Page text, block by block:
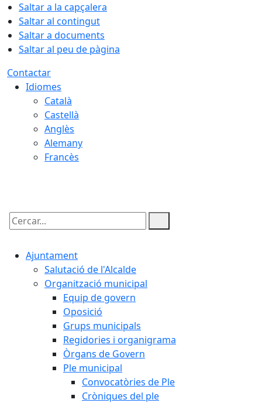
Saltar a la capçalera
Saltar al contingut
Saltar a documents
Saltar al peu de pàgina
Contactar
Idiomes
Català
Castellà
Anglès
Alemany
Francès
Cercar:
Ajuntament
Salutació de l'Alcalde
Organització municipal
Equip de govern
Oposició
Grups municipals
Regidories i organigrama
Òrgans de Govern
Ple municipal
Convocatòries de Ple
Cròniques del ple